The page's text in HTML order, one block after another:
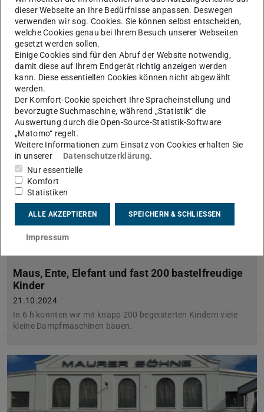
Erfolgreiche Abschlussarbeit am FST
25.10.2024
Beim öffentlichen Abschlusskolloquium am 22.10.2024
präsentierte Friederike Bach ihre Arbeit und stellte sich den
Fragen des Auditoriums
Maus, Ente, Elefant und fast 200 bastelfreudige
Kinder
21.10.2024
In 6 h konnten wir mit knapp 200 begeisterten Kindern viele
kleine Dampfmaschinen bauen.
dieser Webseite an Ihre Bedürfnisse anpassen. Deswegen
verwenden wir sog. Cookies. Sie können selbst entscheiden,
welche Cookies genau bei Ihrem Besuch unserer Webseiten
gesetzt werden sollen.
Einige Cookies sind für den Abruf der Website notwendig,
damit diese auf Ihrem Endgerät richtig anzeigen werden
kann. Diese essentiellen Cookies können nicht abgewählt
werden.
Der Komfort-Cookie speichert Ihre Spracheinstellung und
bevorzugte Suchmaschine, während „Statistik“ die
Auswertung durch die Open-Source-Statistik-Software
„Matomo“ regelt.
Weitere Informationen zum Einsatz von Cookies erhalten Sie
in unserer
Datenschutzerklärung.
Nur essentielle
Komfort
Statistiken
ALLE AKZEPTIEREN SPEICHERN & SCHLIESSEN
Impressum